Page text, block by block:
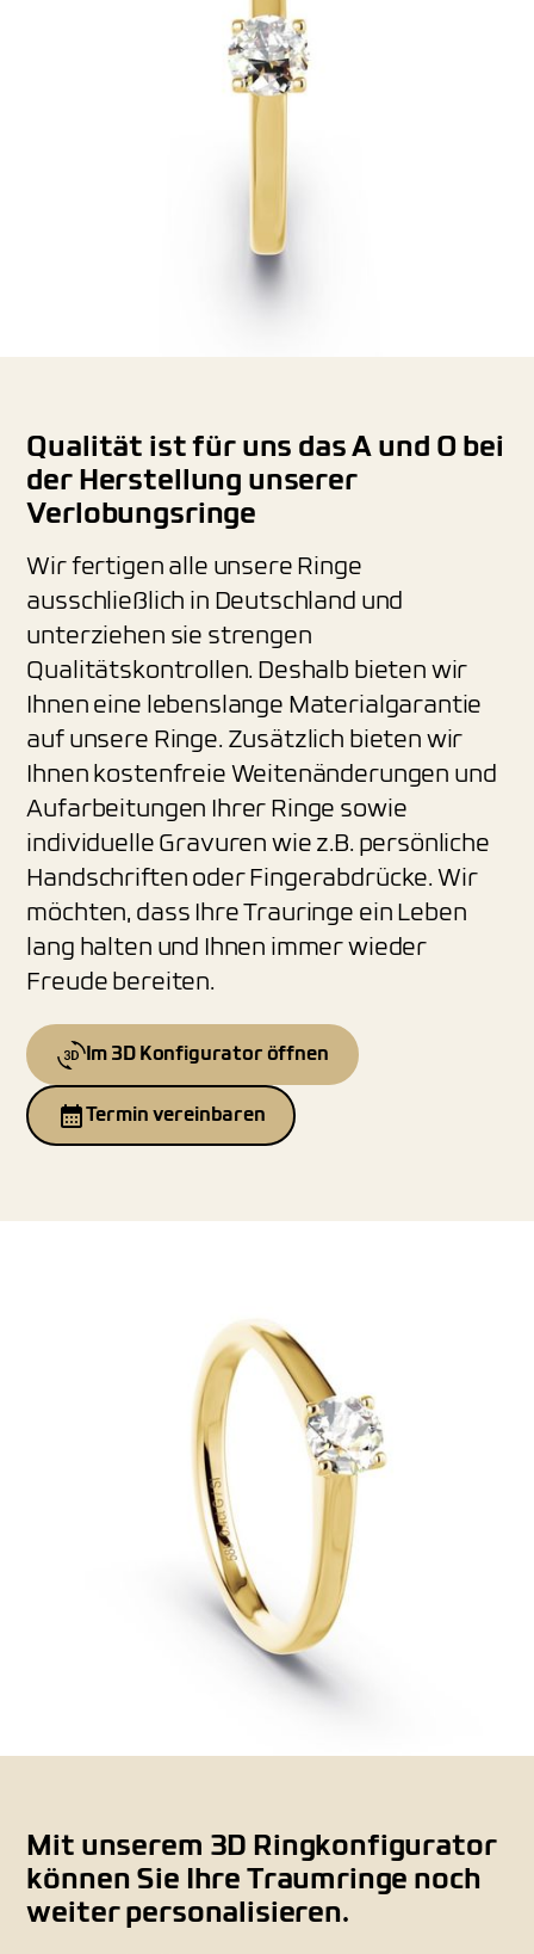
Qualität ist für uns das A und O bei
der Herstellung unserer
Verlobungsringe
Wir fertigen alle unsere Ringe
ausschließlich in Deutschland und
unterziehen sie strengen
Qualitätskontrollen. Deshalb bieten wir
Ihnen eine lebenslange Materialgarantie
auf unsere Ringe. Zusätzlich bieten wir
Ihnen kostenfreie Weitenänderungen und
Aufarbeitungen Ihrer Ringe sowie
individuelle Gravuren wie z.B. persönliche
Handschriften oder Fingerabdrücke. Wir
möchten, dass Ihre Trauringe ein Leben
lang halten und Ihnen immer wieder
Freude bereiten.
Im 3D Konfigurator öffnen
Termin vereinbaren
Mit unserem 3D Ringkonfigurator
können Sie Ihre Traumringe noch
weiter personalisieren.